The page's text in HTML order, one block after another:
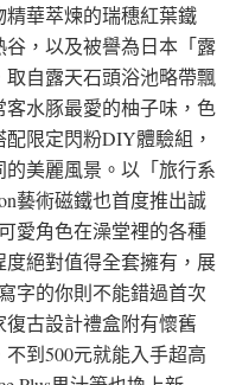
華萃煉的瑞穗紅葉鐵
，以及被譽為日本「露
自露天石頭浴池略帶飄
水豚最愛的柚子味，色
限定閃粉DIY體驗組，
美麗風景。以「旅行系
藝術磁鐵也首度推出誠
愛角色在澡堂裡的各種
絕對值得全套擁有，展
字的你則不能錯過首次
古設計禮盒附有懷舊
到500元就能入手超高